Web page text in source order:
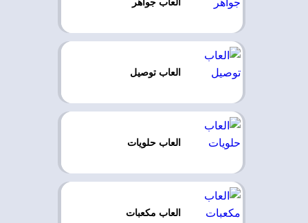
العاب توصيل
العاب حلويات
العاب مكعبات